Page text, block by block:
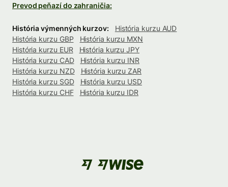
Prevod peňazí do zahraničia:
História výmenných kurzov:
História kurzu AUD
História kurzu GBP
História kurzu MXN
História kurzu EUR
História kurzu JPY
História kurzu CAD
História kurzu INR
História kurzu NZD
História kurzu ZAR
História kurzu SGD
História kurzu USD
História kurzu CHF
História kurzu IDR